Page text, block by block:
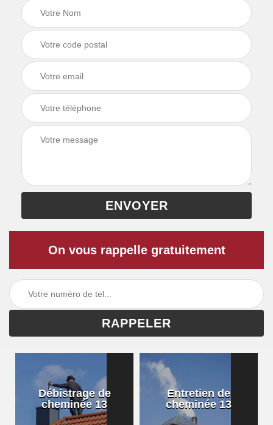
On vous rappelle gratuitement
Débistrage de
cheminée 13
Entretien de
cheminée 13